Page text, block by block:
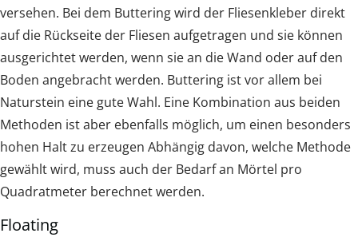
versehen. Bei dem Buttering wird der Fliesenkleber direkt
auf die Rückseite der Fliesen aufgetragen und sie können
ausgerichtet werden, wenn sie an die Wand oder auf den
Boden angebracht werden. Buttering ist vor allem bei
Naturstein eine gute Wahl. Eine Kombination aus beiden
Methoden ist aber ebenfalls möglich, um einen besonders
hohen Halt zu erzeugen Abhängig davon, welche Methode
gewählt wird, muss auch der Bedarf an Mörtel pro
Quadratmeter berechnet werden.
Floating